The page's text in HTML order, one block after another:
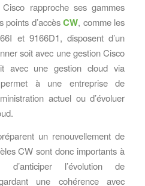
rapproche ses gammes
points d’accèsCW, comme les
et 9166D1, disposent d’un
soit avec une gestion Cisco
avec une gestion cloud via
à une entreprise de
actuel ou d’évoluer
un renouvellement de
CW sont donc importants à
l’évolution de
une cohérence avec